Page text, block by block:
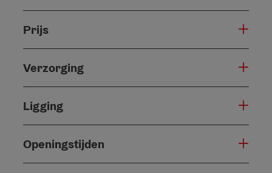
Prijs
Verzorging
Ligging
Openingstijden